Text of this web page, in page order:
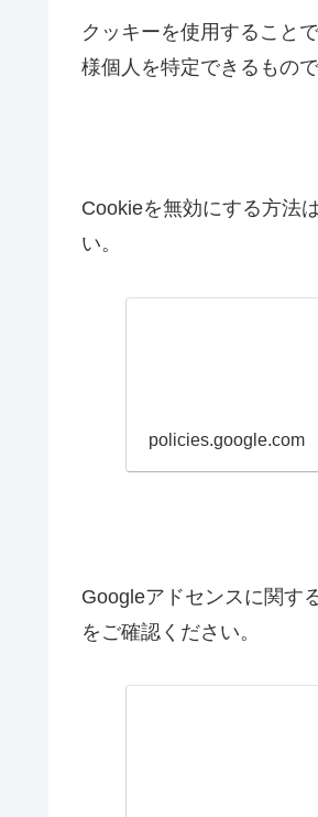
クッキーを使用すること
様個人を特定できるもの
Cookieを無効にする方法
い。
policies.google.com
Googleアドセンスに関す
をご確認ください。